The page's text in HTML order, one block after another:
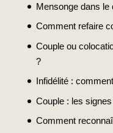
Mensonge dans le
Comment refaire
Couple ou
?
Infidélité :
Couple : les
Comment